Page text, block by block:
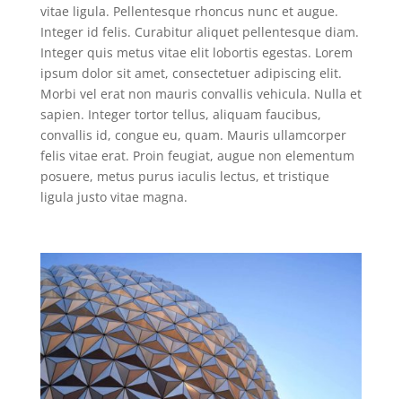
vitae ligula. Pellentesque rhoncus nunc et augue.
Integer id felis. Curabitur aliquet pellentesque diam.
Integer quis metus vitae elit lobortis egestas. Lorem
ipsum dolor sit amet, consectetuer adipiscing elit.
Morbi vel erat non mauris convallis vehicula. Nulla et
sapien. Integer tortor tellus, aliquam faucibus,
convallis id, congue eu, quam. Mauris ullamcorper
felis vitae erat. Proin feugiat, augue non elementum
posuere, metus purus iaculis lectus, et tristique
ligula justo vitae magna.